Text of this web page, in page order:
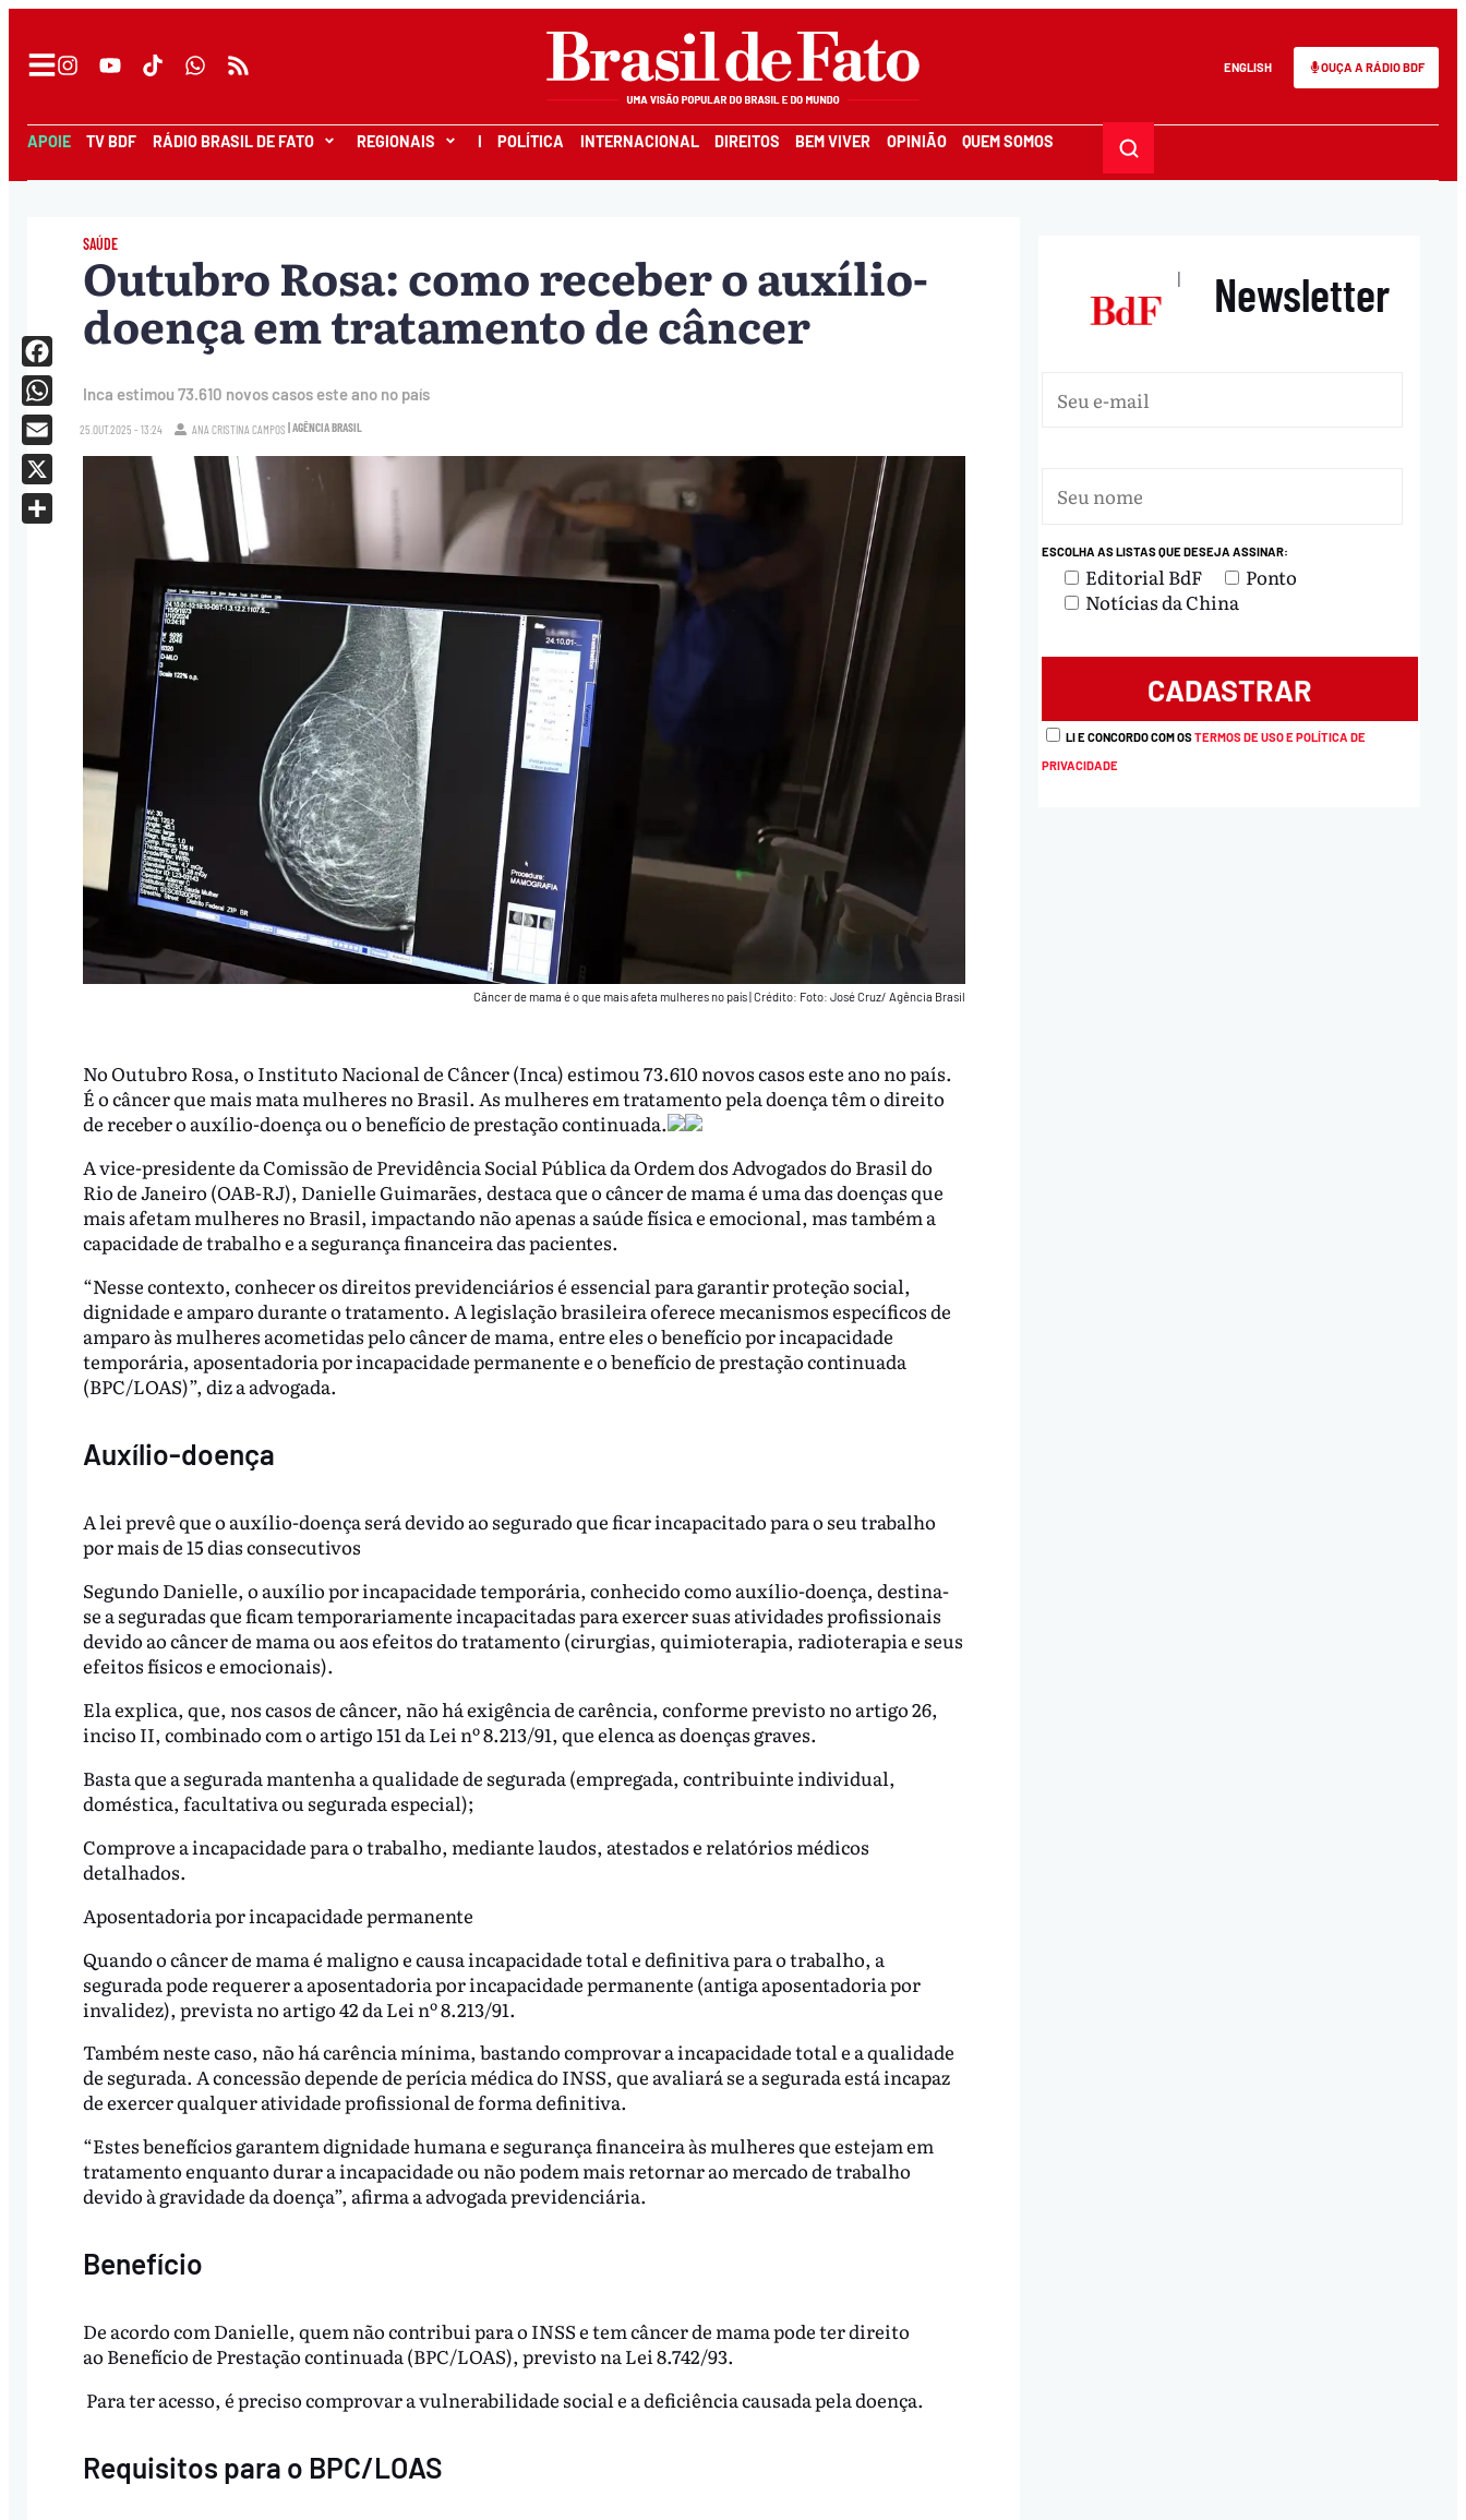
ENGLISH OUÇA A RÁDIO BDF
APOIE TV BDF RÁDIO BRASIL DE FATO REGIONAIS I POLÍTICA INTERNACIONAL DIREITOS BEM VIVER OPINIÃO QUEM SOMOS
SAÚDE
Outubro Rosa: como receber o auxílio-
doença em tratamento de câncer
Inca estimou 73.610 novos casos este ano no país
25.OUT.2025 - 13:24 ANA CRISTINA CAMPOS | AGÊNCIA BRASIL
Câncer de mama é o que mais afeta mulheres no país|Crédito: Foto: José Cruz/ Agência Brasil
No Outubro Rosa, o Instituto Nacional de Câncer (Inca) estimou 73.610 novos casos este ano no país.
É o câncer que mais mata mulheres no Brasil. As mulheres em tratamento pela doença têm o direito
de receber o auxílio-doença ou o benefício de prestação continuada.
A vice-presidente da Comissão de Previdência Social Pública da Ordem dos Advogados do Brasil do
Rio de Janeiro (OAB-RJ), Danielle Guimarães, destaca que o câncer de mama é uma das doenças que
mais afetam mulheres no Brasil, impactando não apenas a saúde física e emocional, mas também a
capacidade de trabalho e a segurança financeira das pacientes.
“Nesse contexto, conhecer os direitos previdenciários é essencial para garantir proteção social,
dignidade e amparo durante o tratamento. A legislação brasileira oferece mecanismos específicos de
amparo às mulheres acometidas pelo câncer de mama, entre eles o benefício por incapacidade
temporária, aposentadoria por incapacidade permanente e o benefício de prestação continuada
(BPC/LOAS)”, diz a advogada.
Auxílio-doença
A lei prevê que o auxílio-doença será devido ao segurado que ficar incapacitado para o seu trabalho
por mais de 15 dias consecutivos
Segundo Danielle, o auxílio por incapacidade temporária, conhecido como auxílio-doença, destina-
se a seguradas que ficam temporariamente incapacitadas para exercer suas atividades profissionais
devido ao câncer de mama ou aos efeitos do tratamento (cirurgias, quimioterapia, radioterapia e seus
efeitos físicos e emocionais).
Ela explica, que, nos casos de câncer, não há exigência de carência, conforme previsto no artigo 26,
inciso II, combinado com o artigo 151 daLei nº 8.213/91, que elenca as doenças graves.
Basta que a segurada mantenha a qualidade de segurada (empregada, contribuinte individual,
doméstica, facultativa ou segurada especial);
Comprove a incapacidade para o trabalho, mediante laudos, atestados e relatórios médicos
detalhados.
Aposentadoria por incapacidade permanente
Quando o câncer de mama é maligno e causa incapacidade total e definitiva para o trabalho, a
segurada pode requerer a aposentadoria por incapacidade permanente (antiga aposentadoria por
invalidez), prevista no artigo 42 da Lei nº 8.213/91.
Também neste caso, não há carência mínima, bastando comprovar a incapacidade total e a qualidade
de segurada. A concessão depende de perícia médica do INSS, que avaliará se a segurada está incapaz
de exercer qualquer atividade profissional de forma definitiva.
“Estes benefícios garantem dignidade humana e segurança financeira às mulheres que estejam em
tratamento enquanto durar a incapacidade ou não podem mais retornar ao mercado de trabalho
devido à gravidade da doença”, afirma a advogada previdenciária.
Benefício
De acordo com Danielle, quem não contribui para o INSS e tem câncer de mama pode ter direito
ao Benefício de Prestação continuada (BPC/LOAS), previsto na Lei 8.742/93.
Para ter acesso, é preciso comprovar a vulnerabilidade social e a deficiência causada pela doença.
Requisitos para o BPC/LOAS
Facebook
WhatsApp
Email
X
| Newsletter
ESCOLHA AS LISTAS QUE DESEJA ASSINAR:
Editorial BdF
Ponto
Notícias da China
LI E CONCORDO COM OSTERMOS DE USO E POLÍTICA DE
PRIVACIDADE